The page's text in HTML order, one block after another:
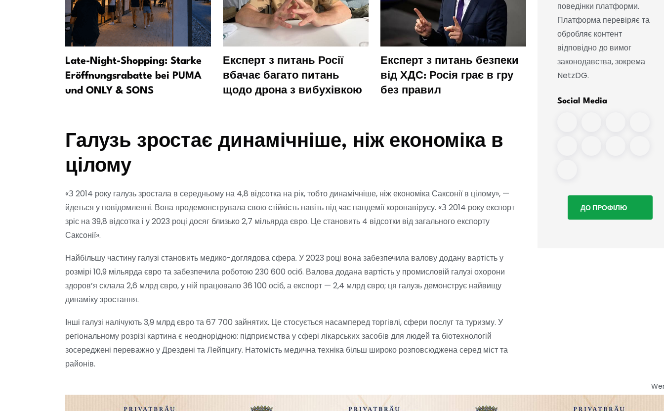
Late-Night-Shopping: Starke
Eröffnungsrabatte bei PUMA
und ONLY & SONS
Експерт з питань Росії
вбачає багато питань
щодо дрона з вибухівкою
Експерт з питань безпеки
від ХДС: Росія грає в гру
без правил
Дрон із вибухівкою в
Лейпцигу: Росія
Галузь зростає динамічніше, ніж економіка в
цілому
«З 2014 року галузь зростала в середньому на 4,8 відсотка на рік, тобто динамічніше, ніж економіка Саксонії в цілому», —
йдеться у повідомленні. Вона продемонструвала свою стійкість навіть під час пандемії коронавірусу. «З 2014 року експорт
зріс на 39,8 відсотка і у 2023 році досяг близько 2,7 мільярда євро. Це становить 4 відсотки від загального експорту
Саксонії».
Найбільшу частину галузі становить медико-доглядова сфера. У 2023 році вона забезпечила валову додану вартість у
розмірі 10,9 мільярда євро та забезпечила роботою 230 600 осіб. Валова додана вартість у промисловій галузі охорони
здоров’я склала 2,6 млрд євро, у ній працювало 36 100 осіб, а експорт — 2,4 млрд євро; ця галузь демонструє найвищу
динаміку зростання.
Інші галузі налічують 3,9 млрд євро та 67 700 зайнятих. Це стосується насамперед торгівлі, сфери послуг та туризму. У
регіональному розрізі картина є неоднорідною: підприємства у сфері лікарських засобів для людей та біотехнологій
зосереджені переважно у Дрездені та Лейпцигу. Натомість медична техніка більш широко розповсюджена серед міст та
районів.
поведінки платформи.
Платформа перевіряє та
обробляє контент
відповідно до вимог
законодавства, зокрема
NetzDG.
Social Media
ДО ПРОФІЛЮ